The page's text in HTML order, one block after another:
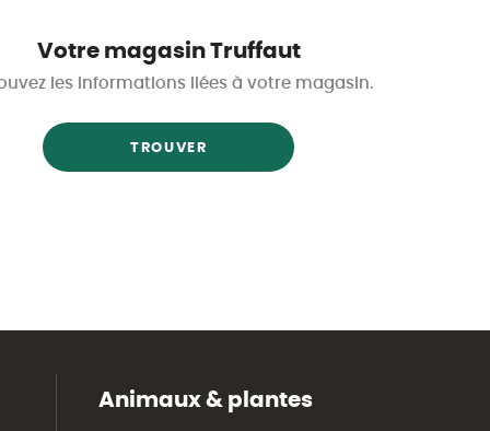
Votre magasin Truffaut
les informations liées à votre magasin.
TROUVER
Animaux & plantes